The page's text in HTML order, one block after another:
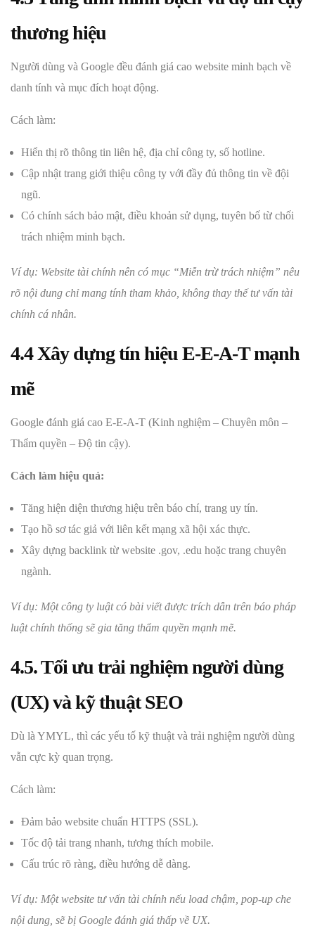
thương hiệu
Người dùng và Google đều đánh giá cao website minh bạch về
danh tính và mục đích hoạt động.
Cách làm:
Hiển thị rõ thông tin liên hệ, địa chỉ công ty, số hotline.
Cập nhật trang giới thiệu công ty với đầy đủ thông tin về đội
ngũ.
Có chính sách bảo mật, điều khoản sử dụng, tuyên bố từ chối
trách nhiệm minh bạch.
Ví dụ: Website tài chính nên có mục “Miễn trừ trách nhiệm” nêu
rõ nội dung chỉ mang tính tham khảo, không thay thế tư vấn tài
chính cá nhân.
4.4 Xây dựng tín hiệu E-E-A-T mạnh
mẽ
Google đánh giá cao E-E-A-T (Kinh nghiệm – Chuyên môn –
Thẩm quyền – Độ tin cậy).
Cách làm hiệu quả:
Tăng hiện diện thương hiệu trên báo chí, trang uy tín.
Tạo hồ sơ tác giả với liên kết mạng xã hội xác thực.
Xây dựng backlink từ website .gov, .edu hoặc trang chuyên
ngành.
Ví dụ: Một công ty luật có bài viết được trích dẫn trên báo pháp
luật chính thống sẽ gia tăng thẩm quyền mạnh mẽ.
4.5. Tối ưu trải nghiệm người dùng
(UX) và kỹ thuật SEO
Dù là YMYL, thì các yếu tố kỹ thuật và trải nghiệm người dùng
vẫn cực kỳ quan trọng.
Cách làm:
Đảm bảo website chuẩn HTTPS (SSL).
Tốc độ tải trang nhanh, tương thích mobile.
Cấu trúc rõ ràng, điều hướng dễ dàng.
Ví dụ: Một website tư vấn tài chính nếu load chậm, pop-up che
nội dung, sẽ bị Google đánh giá thấp về UX.